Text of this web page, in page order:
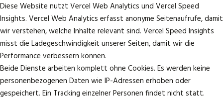
Diese Website nutzt Vercel Web Analytics und Vercel Speed
Insights. Vercel Web Analytics erfasst anonyme Seitenaufrufe, damit
wir verstehen, welche Inhalte relevant sind. Vercel Speed Insights
misst die Ladegeschwindigkeit unserer Seiten, damit wir die
Performance verbessern können.
Beide Dienste arbeiten komplett ohne Cookies. Es werden keine
personenbezogenen Daten wie IP-Adressen erhoben oder
gespeichert. Ein Tracking einzelner Personen findet nicht statt.